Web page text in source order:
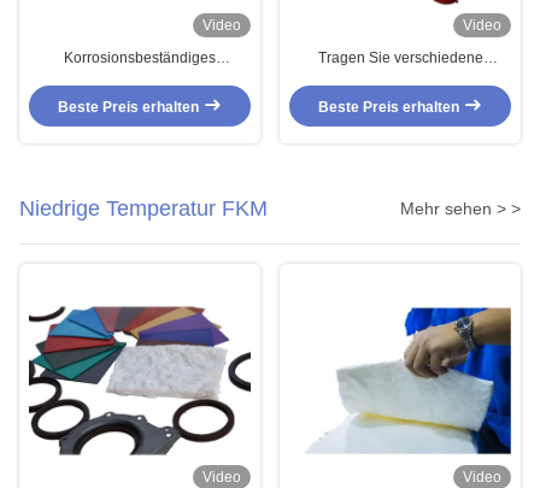
Video
Korrosionsbeständiges
Ladegeräte FKM-
Beste Preis erhalten
Video
Tragen Sie verschiedene
Farbefkm für Gummischlauch-
Beste Preis erhalten
Niedrige Temperatur FKM Mehr sehen > >
Video
Video